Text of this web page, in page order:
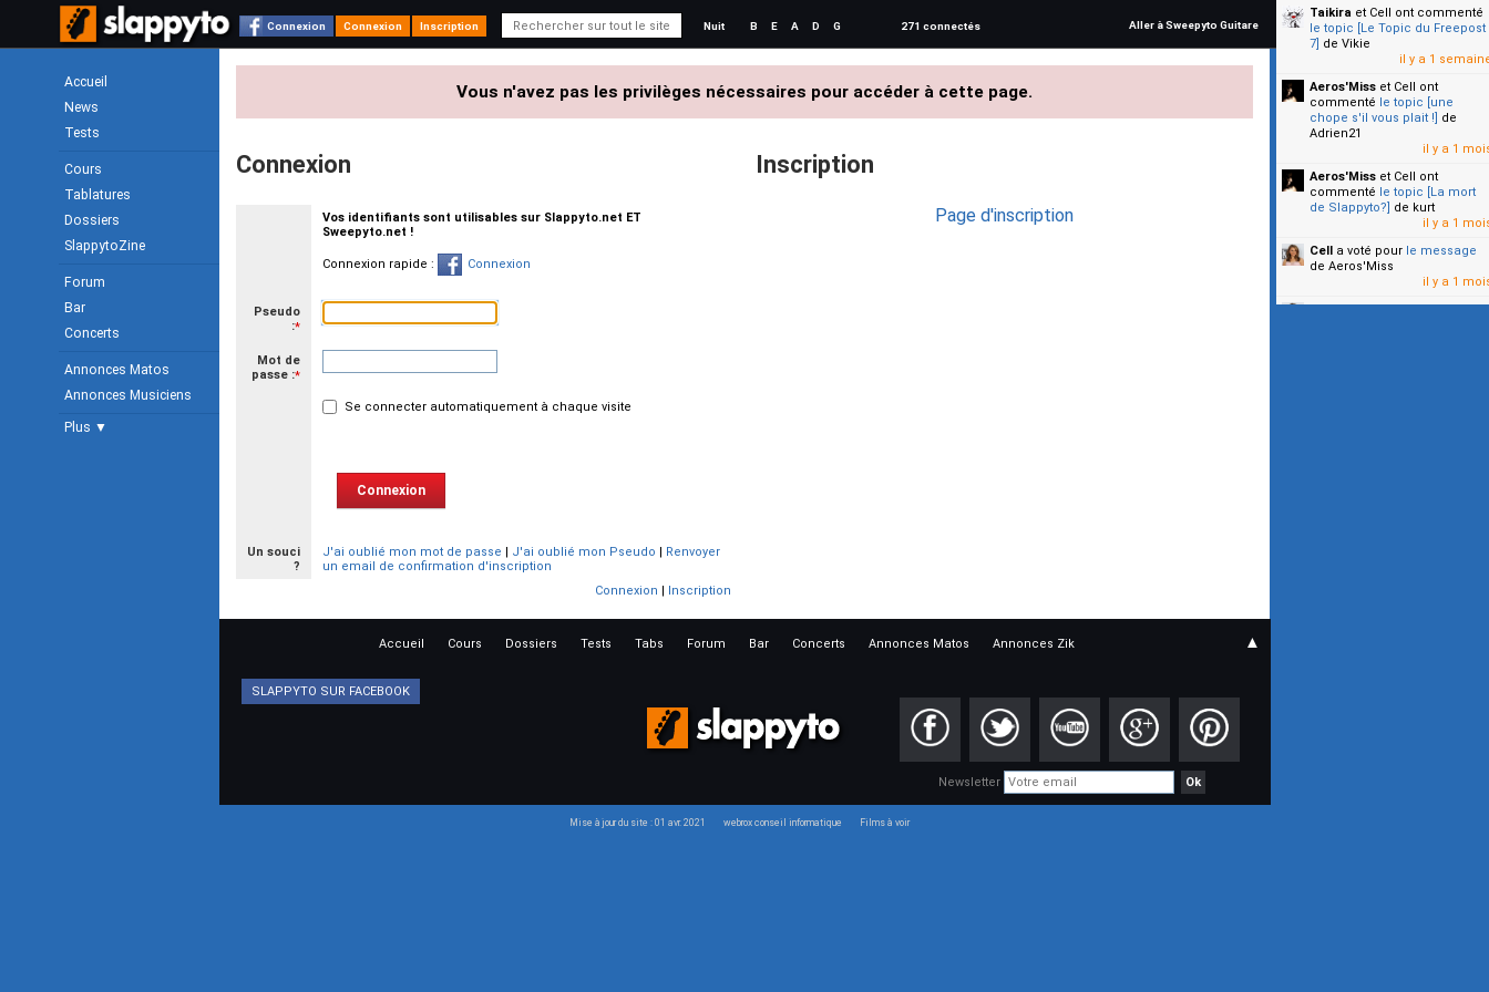
Connexion Connexion Inscription Nuit B E A D G 271 connectés Aller à Sweepyto Guitare
Accueil
News
Tests
Cours
Tablatures
Dossiers
SlappytoZine
Forum
Bar
Concerts
Annonces Matos
Annonces Musiciens
Plus ▼
Vous n'avez pas les privilèges nécessaires pour accéder à cette page.
Connexion
Vos identifiants sont utilisables sur Slappyto.net ET
Sweepyto.net !
Connexion rapide : Connexion
Pseudo
:*
Mot de
passe :*
Se connecter automatiquement à chaque visite
Un souci
?
J'ai oublié mon mot de passe | J'ai oublié mon Pseudo | Renvoyer
un email de confirmation d'inscription
Connexion | Inscription
Inscription
Page d'inscription
Taikira et Cell ont commenté
le topic [Le Topic du Freepost
7] de Vikie
il y a 1
Aeros'Miss et Cell ont
commenté le topic [une
chope s'il vous plait !] de
Adrien21
il y a 1
Aeros'Miss et Cell ont
commenté le topic [La mort
de Slappyto?] de kurt
il y a 1
Cell a voté pour le message
de Aeros'Miss
il y a 1
Cella voté pourle message
Accueil Cours Dossiers Tests Tabs Forum Bar Concerts Annonces Matos Annonces Zik ▲
SLAPPYTO SUR FACEBOOK
Newsletter
Mise à jour du site : 01 avr. 2021 webrox conseil informatique Films à voir